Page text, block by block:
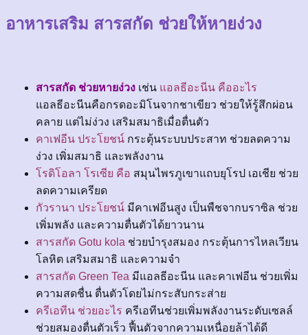
อาหารเสริม สารสกัด ช่วยให้หายง่วง
สารสกัด ช่วยหายง่วง เช่น แอลธีอะนีน คืออะไร
แอลธีอะนีนคือกรดอะมิโนจากชาเขียว ช่วยให้รู้สึกผ่อน
คลาย แต่ไม่ง่วง เสริมสมาธิเมื่อตื่นตัว
คาเฟอีน ประโยชน์ กระตุ้นระบบประสาท ช่วยลดความ
ง่วง เพิ่มสมาธิ และพลังงาน
โรดิโอลา โรเซีย คือ สมุนไพรภูเขาแถบยุโรป เอเชีย ช่วย
ลดความเครียด
กัวรานา ประโยชน์ มีคาเฟอีนสูง เป็นพืชจากบราซิล ช่วย
เพิ่มพลัง และความตื่นตัวได้ยาวนาน
สารสกัด Gotu kola ช่วยบำรุงสมอง กระตุ้นการไหลเวียน
โลหิต เสริมสมาธิ และความจำ
สารสกัด Green Tea มีแอลธีอะนีน และคาเฟอีน ช่วยเพิ่ม
ความสดชื่น ตื่นตัวโดยไม่กระสับกระส่าย
ครีเอทีน ช่วยอะไร ครีเอทีนช่วยเพิ่มพลังงานระดับเซลล์
ช่วยสมองตื่นตัวเร็ว ฟื้นตัวจากความเหนื่อยล้าได้ดี